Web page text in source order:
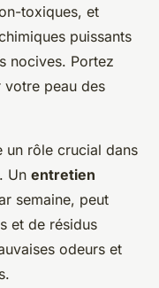
toxiques, et
puissants
nocives. Portez
peau des
un rôle crucial dans
Un entretien
semaine, peut
et de résidus
odeurs et